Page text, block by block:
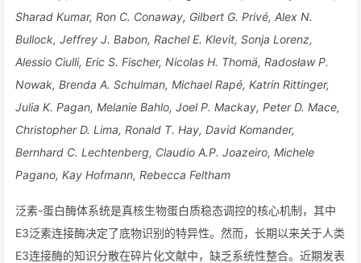
Sharad Kumar, Ron C. Conaway, Gilbert G. Privé, Alex N.
Bullock, Jeffrey J. Babon, Rachel E. Klevit, Sonja Lorenz,
Alessio Ciulli, Eric S. Fischer, Nicolas H. Thomä, Radosław P.
Nowak, Brenda A. Schulman, Michael Rapé, Katrin Rittinger,
Julia K. Pagan, Melanie Bahlo, Joel P. Mackay, Peter D. Mace,
Christopher D. Lima, Ronald T. Hay, David Komander,
Bernhard C. Lechtenberg, Claudio A.P. Joazeiro, Michele
Pagano, Kay Hofmann, Rebecca Feltham
泛素-蛋白酶体系统是真核生物蛋白质稳态调控的核心机制，其中
E3泛素连接酶决定了底物识别的特异性。然而，长期以来关于人类
E3连接酶的知识分散在碎片化文献中，缺乏系统性整合。近期发表